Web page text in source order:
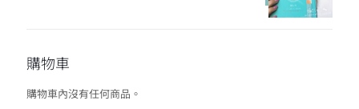
購物車
購物車內沒有任何商品。